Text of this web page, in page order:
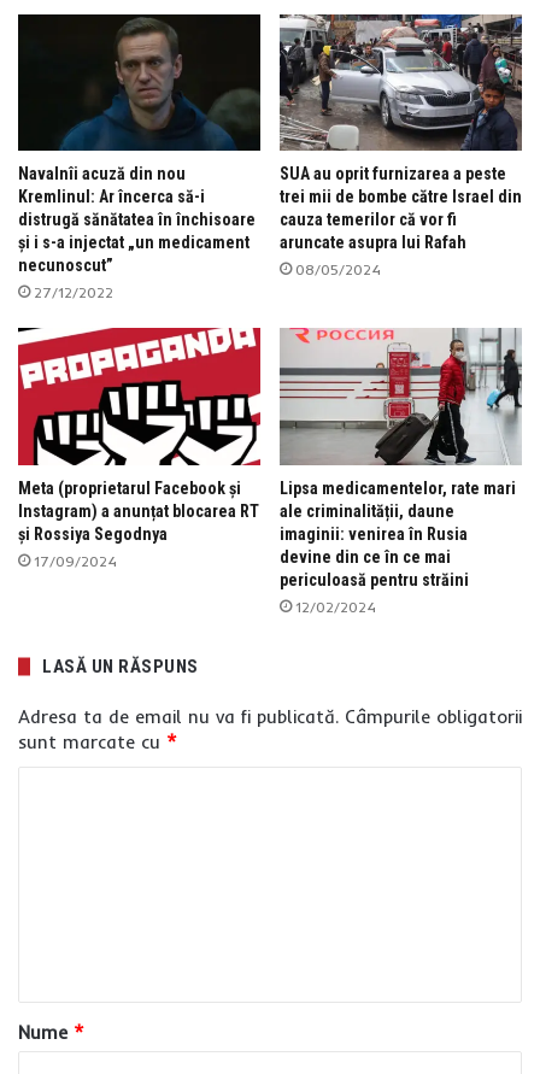
Navalnîi acuză din nou
Kremlinul: Ar încerca să-i
distrugă sănătatea în închisoare
și i s-a injectat „un medicament
necunoscut”
27/12/2022
SUA au oprit furnizarea a peste
trei mii de bombe către Israel din
cauza temerilor că vor fi
aruncate asupra lui Rafah
08/05/2024
Meta (proprietarul Facebook și
Instagram) a anunțat blocarea RT
și Rossiya Segodnya
17/09/2024
Lipsa medicamentelor, rate mari
ale criminalității, daune
imaginii: venirea în Rusia
devine din ce în ce mai
periculoasă pentru străini
12/02/2024
LASĂ UN RĂSPUNS
Adresa ta de email nu va fi publicată. Câmpurile obligatorii
sunt marcate cu *
a
r
Nume *